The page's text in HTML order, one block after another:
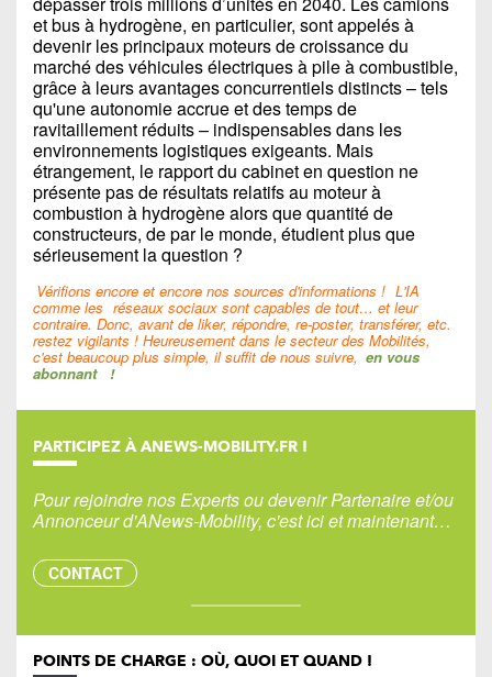
et bus à hydrogène, en particulier, sont appelés à
devenir les principaux moteurs de croissance du
marché des véhicules électriques à pile à combustible,
grâce à leurs avantages concurrentiels distincts – tels
qu'une autonomie accrue et des temps de
ravitaillement réduits – indispensables dans les
environnements logistiques exigeants. Mais
étrangement, le rapport du cabinet en question ne
présente pas de résultats relatifs au moteur à
combustion à hydrogène alors que quantité de
constructeurs, de par le monde, étudient plus que
sérieusement la question ?
Vérifions encore et encore nos sources d'informations ! L'IA
comme les réseaux sociaux sont capables de tout… et leur
contraire. Donc, avant de liker, répondre, re-poster, transférer, etc.
restez vigilants ! Heureusement dans le secteur des Mobilités,
c'est beaucoup plus simple, il suffit de nous suivre, en vous
abonnant !
PARTICIPEZ À ANEWS-MOBILITY.FR !
Pour rejoindre nos Experts ou devenir Partenaire et/ou
Annonceur d'ANews-Mobility, c'est ici et maintenant…
CONTACT
POINTS DE CHARGE : OÙ, QUOI ET QUAND !